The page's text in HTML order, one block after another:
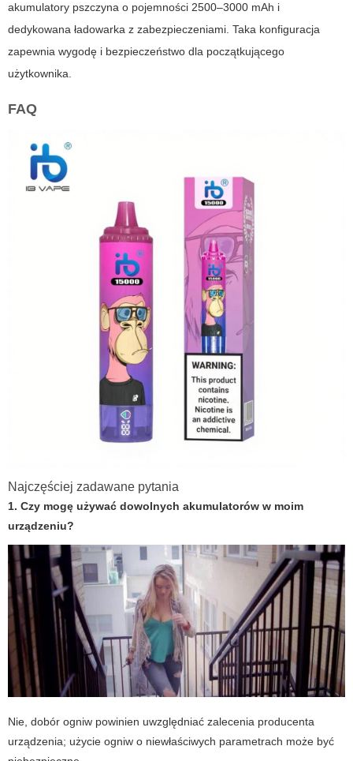
akumulatory pszczyna o pojemności 2500–3000 mAh i
dedykowana ładowarka z zabezpieczeniami. Taka konfiguracja
zapewnia wygodę i bezpieczeństwo dla początkującego
użytkownika.
FAQ
Najczęściej zadawane pytania
1. Czy mogę używać dowolnych akumulatorów w moim
urządzeniu?
Nie, dobór ogniw powinien uwzględniać zalecenia producenta
urządzenia; użycie ogniw o niewłaściwych parametrach może być